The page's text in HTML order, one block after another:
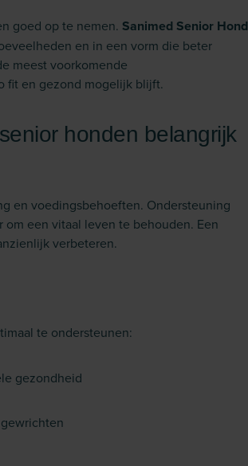
goed op te nemen. Sanimed Senior Hond
en in een vorm die beter
meest voorkomende
fit en gezond mogelijk blijft.
honden belangrijk
en voedingsbehoeften. Ondersteuning
een vitaal leven te behouden. Een
verbeteren.
te ondersteunen:
gezondheid